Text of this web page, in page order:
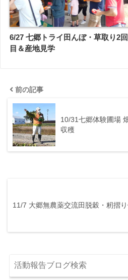
6/27 七郷トライ田んぼ・草取り2回
目＆産地見学
前の記事
10/31七郷体験圃場
収穫
11/7 大郷無農薬交流田脱穀・籾摺